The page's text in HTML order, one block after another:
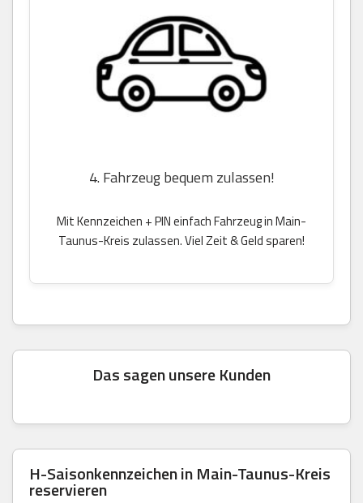
4. Fahrzeug bequem zulassen!
Mit Kennzeichen + PIN einfach Fahrzeug in Main-
Taunus-Kreis zulassen. Viel Zeit & Geld sparen!
Das sagen unsere Kunden
H-Saisonkennzeichen in Main-Taunus-Kreis
reservieren